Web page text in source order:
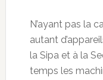
N’ayant pas la
autant
la Sipa et à la
temps les